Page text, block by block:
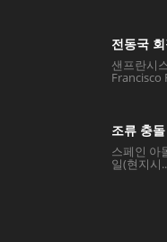
전동국
샌프란시
Francisco
조류 충
스페인 아
일(현지시